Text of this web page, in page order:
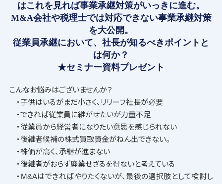
はこれを見れば事業承継対策がいっきに進む。
M&A会社や税理士では対応できない事業承継対策
を大公開。
従業員承継において、社長が知るべきポイントと
は何か？
★セミナー資料プレゼント
こんなお悩みはございませんか？
・子供はいるがまだ小さく、リリーフ社長が必要
・できれば従業員に継がせたいが力量不足
・従業員から経営者になりたい意思を感じられない
・後継者候補の株式買取資金がねん出できない。
・株価が高く、承継が進まない
・後継者がおらず廃業せざるを得ないと考えている
・M&Aはできればやりたくないが、最後の選択肢として検討し